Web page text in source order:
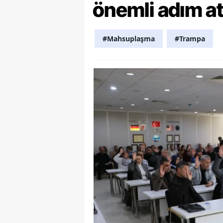
önemli adım
#Mahsuplaşma #Trampa